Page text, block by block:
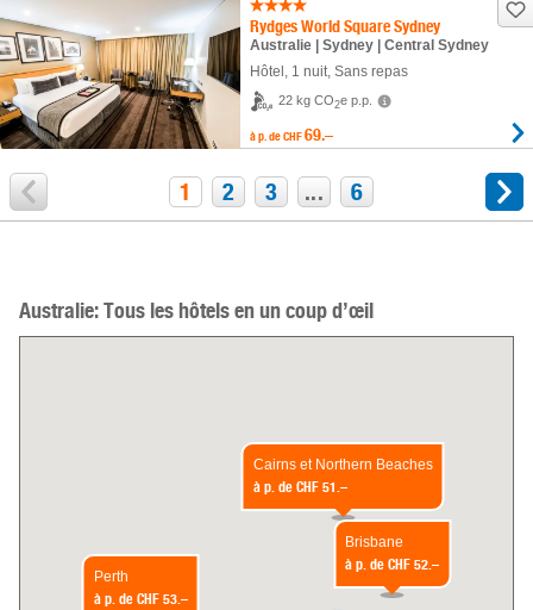
Rydges World Square Sydney
Australie | Sydney | Central Sydney
Hôtel , 1 nuit, Sans repas
22 kg CO2e p.p.
à p. de CHF 69.–
1 2 3 ... 6
Australie: Tous les hôtels en un coup d’œil
Cairns et Northern Beaches
à p. de CHF 51.–
Brisbane
à p. de CHF 52.–
Perth
à p. de CHF 53.–